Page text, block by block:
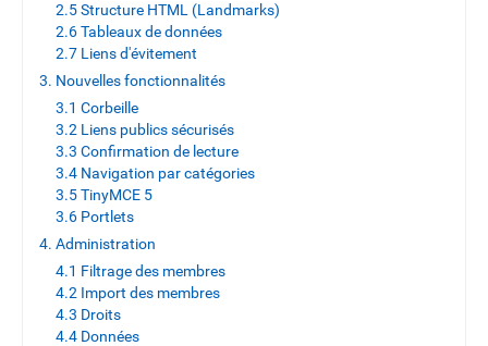
2.5 Structure HTML (Landmarks)
2.6 Tableaux de données
2.7 Liens d'évitement
3. Nouvelles fonctionnalités
3.1 Corbeille
3.2 Liens publics sécurisés
3.3 Confirmation de lecture
3.4 Navigation par catégories
3.5 TinyMCE 5
3.6 Portlets
4. Administration
4.1 Filtrage des membres
4.2 Import des membres
4.3 Droits
4.4 Données